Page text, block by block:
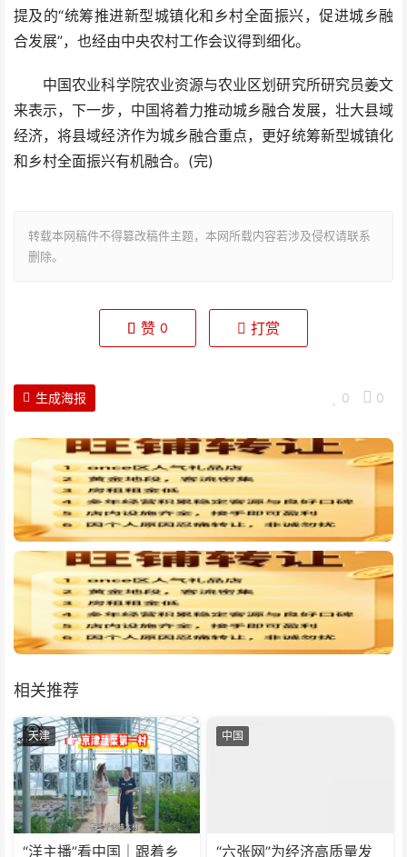
提及的“统筹推进新型城镇化和乡村全面振兴，促进城乡融
合发展”，也经由中央农村工作会议得到细化。
中国农业科学院农业资源与农业区划研究所研究员姜文
来表示，下一步，中国将着力推动城乡融合发展，壮大县域
经济，将县域经济作为城乡融合重点，更好统筹新型城镇化
和乡村全面振兴有机融合。(完)
转载本网稿件不得篡改稿件主题，本网所载内容若涉及侵权请联系
删除。
赞 0 打赏
0 0
生成海报
相关推荐
天津
“洋主播”看中国｜跟着乡
中国
“六张网”为经济高质量发